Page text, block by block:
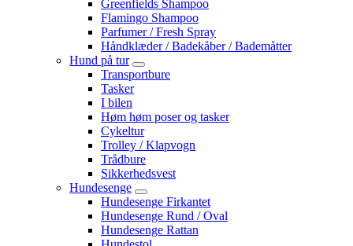
Greenfields Shampoo
Flamingo Shampoo
Parfumer / Fresh Spray
Håndklæder / Badekåber / Bademåtter
Hund på tur
Transportbure
Tasker
I bilen
Høm høm poser og tasker
Cykeltur
Trolley / Klapvogn
Trådbure
Sikkerhedsvest
Hundesenge
Hundesenge Firkantet
Hundesenge Rund / Oval
Hundesenge Rattan